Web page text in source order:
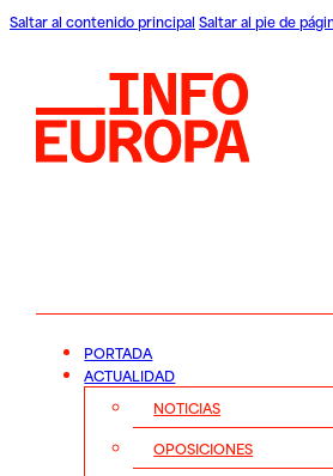
Saltar al contenido principal Saltar al pie de
PORTADA
ACTUALIDAD
NOTICIAS
OPOSICIONES